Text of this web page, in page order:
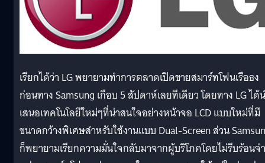
เรียกได้ว่า LG พยายามทำการตลาดเปิดขายสมาร์ทโฟนเรือธง
ก่อนทาง Samsung เกือบ 5 สัปดาห์เลยทีเดียว โดยทาง LG ได้
เสนอเทคโนโลยีใหม่ๆที่น่าสนใจอย่างหน้าจอ LCD แบบใหม่ที่มี
ขนาดกว้างพิเศษสำหรับใช้งานแบบ Dual-Screen ส่วน
ก็พยายามเรียกความมั่นใจกลับมาจากผู้บริโภคโดยไม่รีบร้อนจำ